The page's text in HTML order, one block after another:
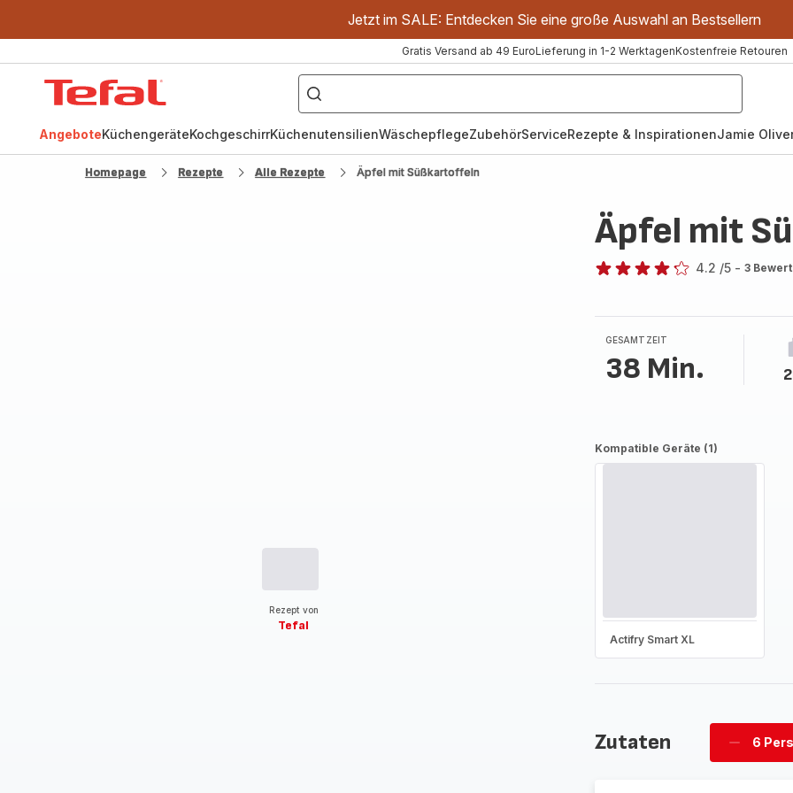
Jetzt im SALE: Entdecken Sie eine große Auswahl an Bestsellern
Gratis Versand ab 49 EuroLieferung in 1-2 WerktagenKostenfreie Retouren
["OptiGrill","Easy
Fry","Pfanne"]
AngeboteKüchengeräteKochgeschirrKüchenutensilienWäschepflegeZubehörServiceRezepte & InspirationenJamie
Homepage Rezepte Alle Rezepte Äpfel mit Süßkartoffeln
Rezept von
Tefal
Äpfel mit
4.2 /5 - 3
GESAMTZEIT
38 Min.
Kompatible Geräte (1)
Actifry Smart XL
Zutaten
Personen
6